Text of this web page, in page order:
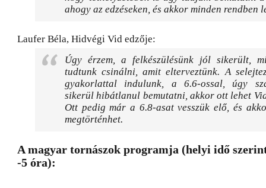
ahogy az edzéseken, és akkor minden rendben
Laufer Béla, Hidvégi Vid edzője:
Úgy érzem, a felkészülésünk jól sikerült,
tudtunk csinálni, amit elterveztünk. A
gyakorlattal indulunk, a 6.6-ossal, úgy
sikerül hibátlanul bemutatni, akkor ott lehet
Ott pedig már a 6.8-asat vesszük elő, és
megtörténhet.
A magyar tornászok programja (helyi idő
-5 óra):